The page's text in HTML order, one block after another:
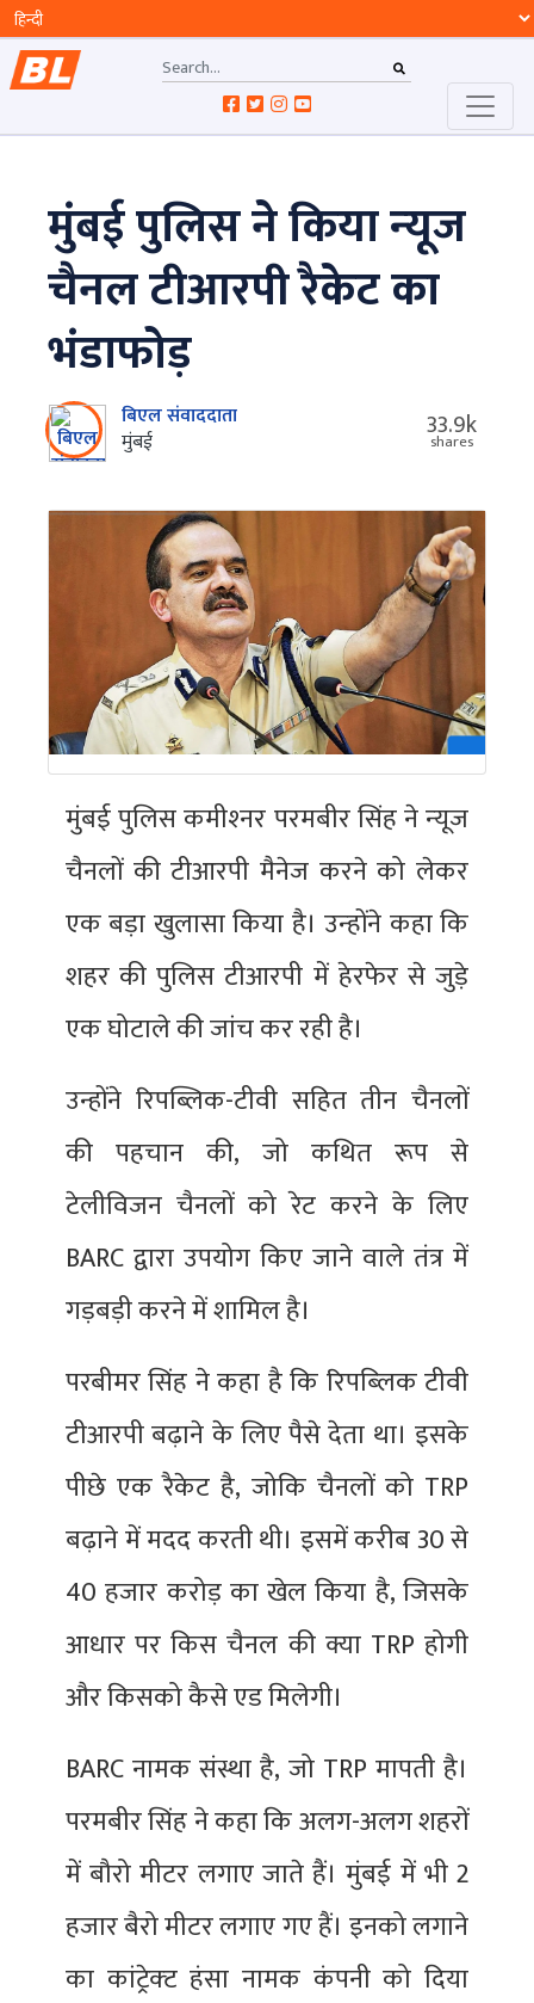
मुंबई पुलिस ने किया न्‍यूज
चैनल टीआरपी रैकेट का
भंडाफोड़
बिएल संवाददाता
मुंबई
33.9k
shares
मुंबई पुलिस कमीश्‍नर परमबीर सिंह ने न्‍यूज
चैनलों की टीआरपी मैनेज करने को लेकर
एक बड़ा खुलासा किया है। उन्‍होंने कहा कि
शहर की पुलिस टीआरपी में हेरफेर से जुड़े
एक घोटाले की जांच कर रही है।
उन्होंने रिपब्लिक-टीवी सहित तीन चैनलों
की पहचान की, जो कथित रूप से
टेलीविजन चैनलों को रेट करने के लिए
BARC द्वारा उपयोग किए जाने वाले तंत्र में
गड़बड़ी करने में शामिल है।
परबीमर सिंह ने कहा है कि रिपब्‍लिक टीवी
टीआरपी बढ़ाने के लिए पैसे देता था। इसके
पीछे एक रैकेट है, जोकि चैनलों को TRP
बढ़ाने में मदद करती थी। इसमें करीब 30 से
40 हजार करोड़ का खेल किया है, जिसके
आधार पर किस चैनल की क्या TRP होगी
और किसको कैसे एड मिलेगी।
BARC नामक संस्था है, जो TRP मापती है।
परमबीर सिंह ने कहा कि अलग-अलग शहरों
में बौरो मीटर लगाए जाते हैं। मुंबई में भी 2
हजार बैरो मीटर लगाए गए हैं। इनको लगाने
का कांट्रेक्‍ट हंसा नामक कंपनी को दिया